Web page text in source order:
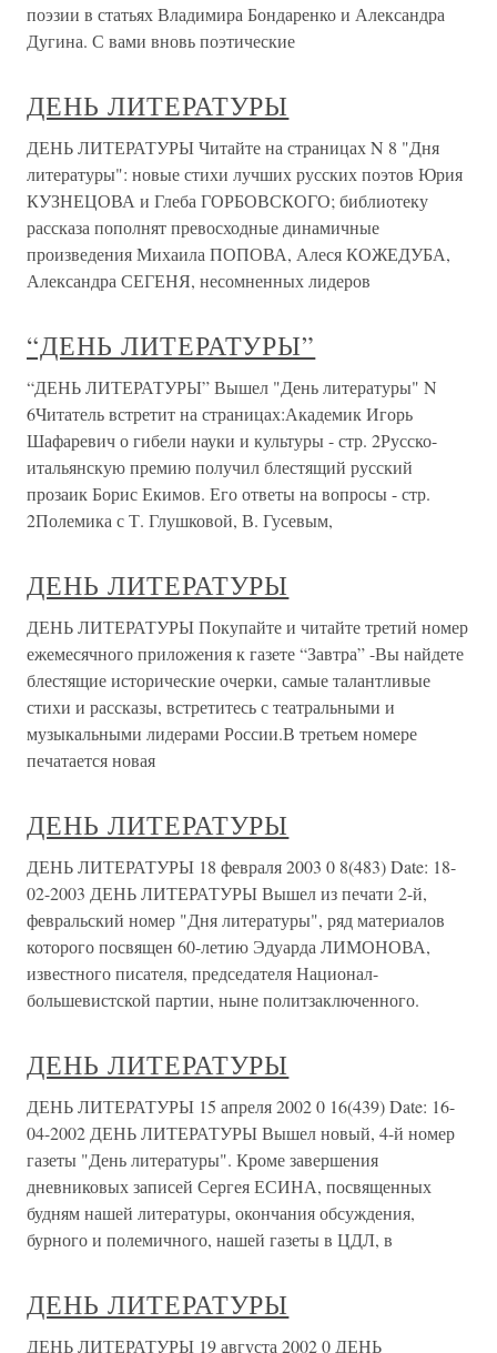
поэзии в статьях Владимира Бондаренко и Александра
Дугина. С вами вновь поэтические
ДЕНЬ ЛИТЕРАТУРЫ
ДЕНЬ ЛИТЕРАТУРЫ Читайте на страницах N 8 "Дня
литературы": новые стихи лучших русских поэтов Юрия
КУЗНЕЦОВА и Глеба ГОРБОВСКОГО; библиотеку
рассказа пополнят превосходные динамичные
произведения Михаила ПОПОВА, Алеся КОЖЕДУБА,
Александра СЕГЕНЯ, несомненных лидеров
“ДЕНЬ ЛИТЕРАТУРЫ”
“ДЕНЬ ЛИТЕРАТУРЫ” Вышел "День литературы" N
6Читатель встретит на страницах:Академик Игорь
Шафаревич о гибели науки и культуры - стр. 2Русско-
итальянскую премию получил блестящий русский
прозаик Борис Екимов. Его ответы на вопросы - стр.
2Полемика с Т. Глушковой, В. Гусевым,
ДЕНЬ ЛИТЕРАТУРЫ
ДЕНЬ ЛИТЕРАТУРЫ Покупайте и читайте третий номер
ежемесячного приложения к газете “Завтра” -Вы найдете
блестящие исторические очерки, самые талантливые
стихи и рассказы, встретитесь с театральными и
музыкальными лидерами России.В третьем номере
печатается новая
ДЕНЬ ЛИТЕРАТУРЫ
ДЕНЬ ЛИТЕРАТУРЫ 18 февраля 2003 0 8(483) Date: 18-
02-2003 ДЕНЬ ЛИТЕРАТУРЫ Вышел из печати 2-й,
февральский номер "Дня литературы", ряд материалов
которого посвящен 60-летию Эдуарда ЛИМОНОВА,
известного писателя, председателя Национал-
большевистской партии, ныне политзаключенного.
ДЕНЬ ЛИТЕРАТУРЫ
ДЕНЬ ЛИТЕРАТУРЫ 15 апреля 2002 0 16(439) Date: 16-
04-2002 ДЕНЬ ЛИТЕРАТУРЫ Вышел новый, 4-й номер
газеты "День литературы". Кроме завершения
дневниковых записей Сергея ЕСИНА, посвященных
будням нашей литературы, окончания обсуждения,
бурного и полемичного, нашей газеты в ЦДЛ, в
ДЕНЬ ЛИТЕРАТУРЫ
ДЕНЬ ЛИТЕРАТУРЫ 19 августа 2002 0 ДЕНЬ